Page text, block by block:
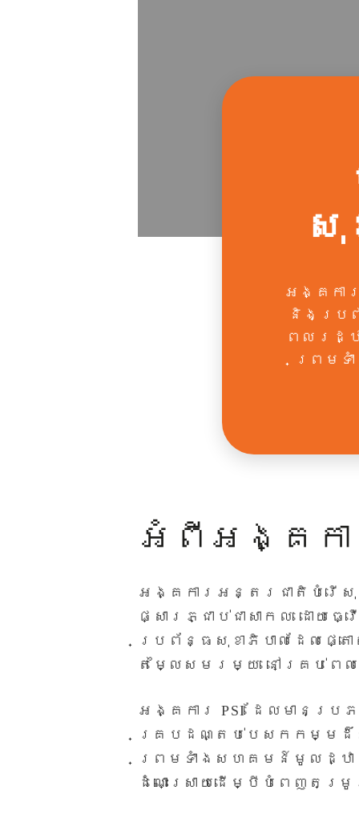
សុ
អង្គកា
និង​ប្រព័
ពលរដ្
ព្រមទ
អំពីអង្គកា
អង្គការអន្តរជាតិបំរើសុ
ផ្សារភ្ជាប់​ជាសាកល ដោយ
ប្រព័ន្ធសុខាភិបាលដែលផ្តោ
តម្លៃសមរម្យ នៅគ្រប់ពេល
អង្គការ PSI ដែលមានប្
គ្របដណ្តប់បេសកកម្មដ៏ទូលំ
ព្រមទាំងសហគមន៍មូលដ្ឋា
ដំណោះស្រាយដើម្បីបំពេញត